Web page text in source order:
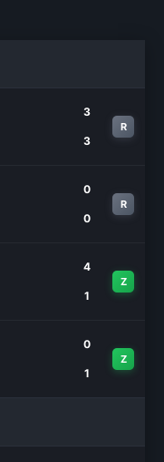
3
3
R
0
0
R
4
1
Z
0
1
Z